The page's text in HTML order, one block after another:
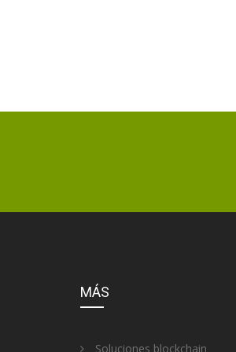
MÁS
Soluciones blockchain